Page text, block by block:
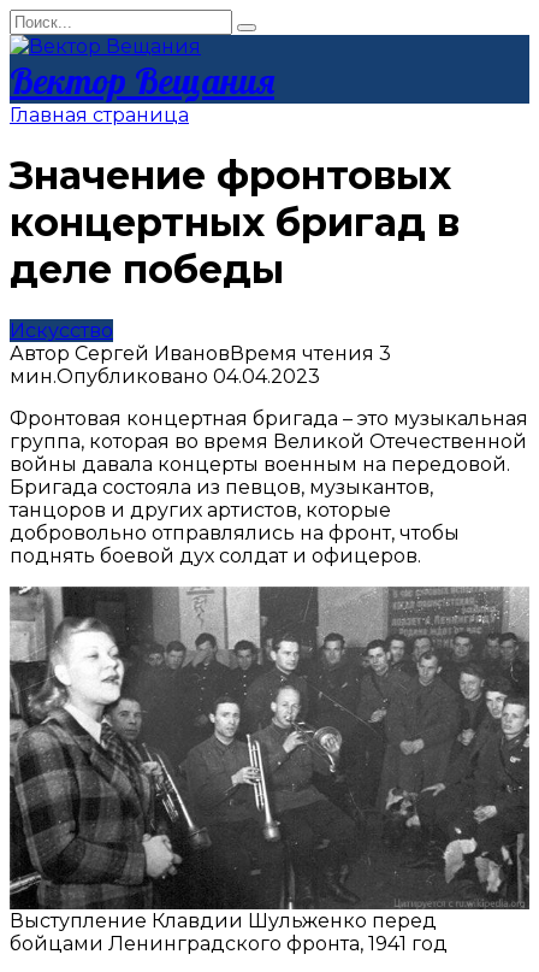
Перейти
к
контенту
Search
for:
Вектор Вещания
Главная страница
Значение фронтовых
концертных бригад в
деле победы
Искусство
Автор Сергей ИвановВремя чтения 3
мин.Опубликовано 04.04.2023
Фронтовая концертная бригада – это музыкальная
группа, которая во время Великой Отечественной
войны давала концерты военным на передовой.
Бригада состояла из певцов, музыкантов,
танцоров и других артистов, которые
добровольно отправлялись на фронт, чтобы
поднять боевой дух солдат и офицеров.
Выступление Клавдии Шульженко перед
бойцами Ленинградского фронта, 1941 год